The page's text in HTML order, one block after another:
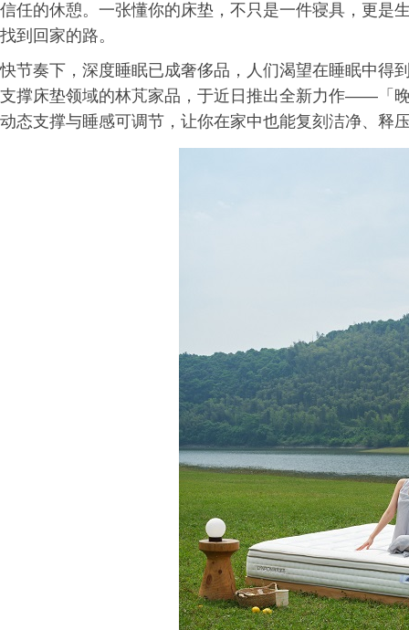
信任的休憩。一张懂你的床垫，不只是一件寝具，更是
找到回家的路。
快节奏下，深度睡眠已成奢侈品，人们渴望在睡眠中得
支撑床垫领域的林芃家品，于近日推出全新力作——「
动态支撑与睡感可调节，让你在家中也能复刻洁净、释